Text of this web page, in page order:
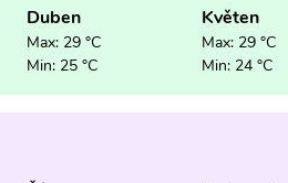
Duben
Max: 29 °C
Min: 25 °C
Květen
Max: 29 °C
Min: 24 °C